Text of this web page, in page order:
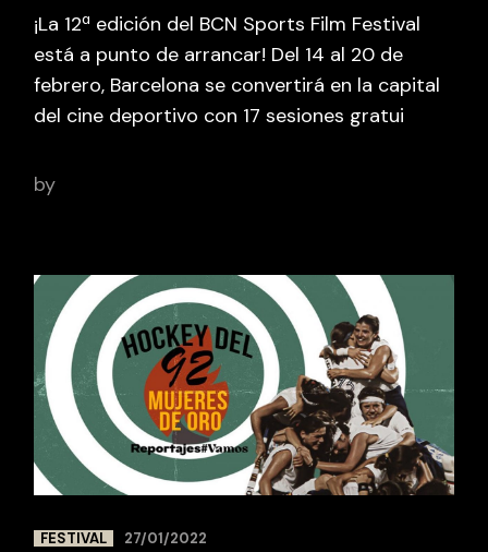
¡La 12ª edición del BCN Sports Film Festival
está a punto de arrancar! Del 14 al 20 de
febrero, Barcelona se convertirá en la capital
del cine deportivo con 17 sesiones gratui
by
FESTIVAL 27/01/2022